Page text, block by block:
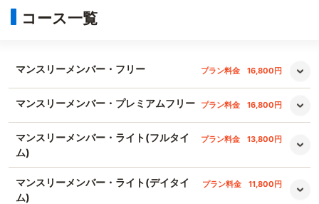
コース一覧
マンスリーメンバー・フリー プラン料金 16,800円
マンスリーメンバー・プレミアムフリー プラン料金 16,800円
マンスリーメンバー・ライト(フルタイ
ム)
プラン料金 13,800円
マンスリーメンバー・ライト(デイタイ
ム)
プラン料金 11,800円